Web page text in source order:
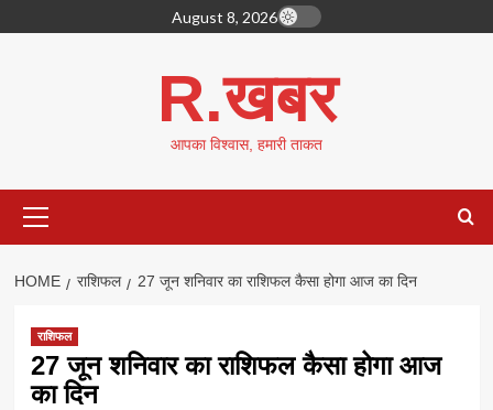
to
August 8, 2026
R.खबर
आपका विश्वास, हमारी ताकत
Menu
HOME राशिफल 27 जून शनिवार का राशिफल कैसा होगा आज का दिन
राशिफल
27 जून शनिवार का राशिफल कैसा होगा आज
का दिन